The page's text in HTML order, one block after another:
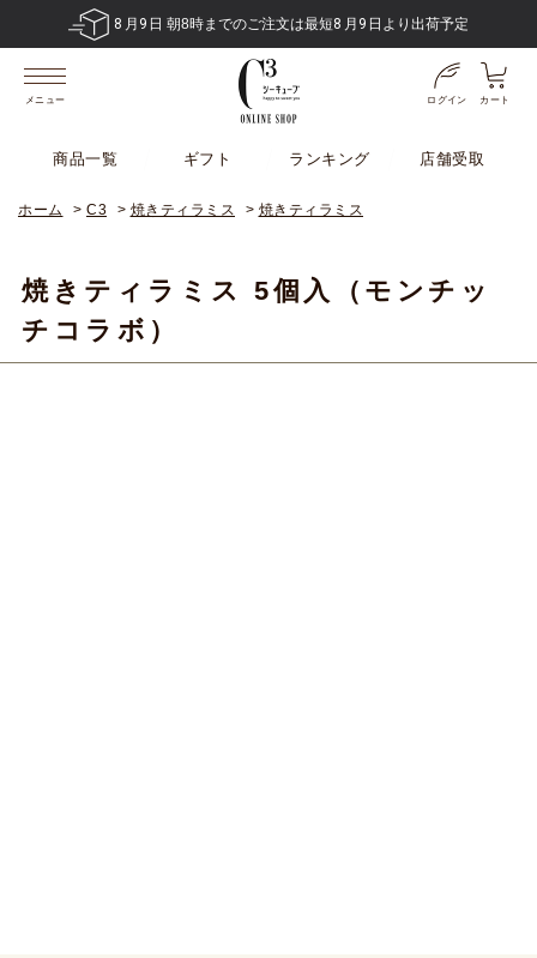
8 月 9 日 朝8時までのご注文は最短8 月 9 日より出荷予定
メニュー ログイン カート
商品一覧 ギフト ランキング 店舗受取
ホーム > C3 > 焼きティラミス > 焼きティラミス
焼きティラミス 5個入（モンチッ
チコラボ）